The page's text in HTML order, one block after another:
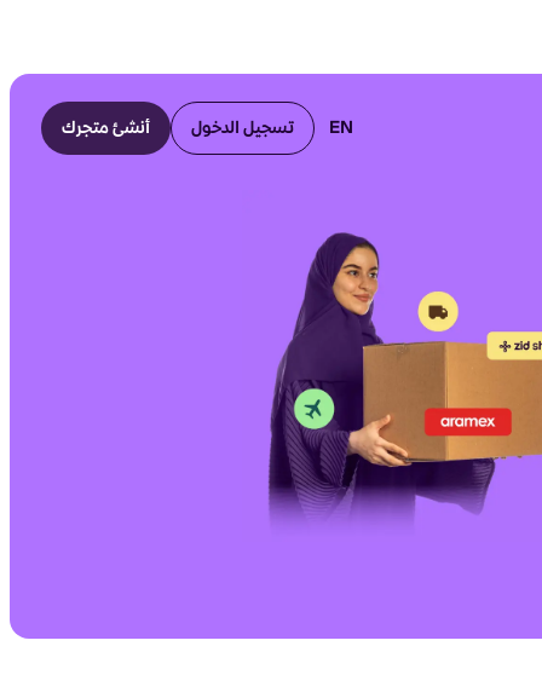
EN تسجيل الدخول أنشئ متجرك